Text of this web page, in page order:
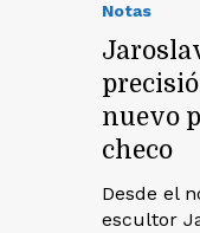
Notas
nuevo
checo
Desde el
escultor